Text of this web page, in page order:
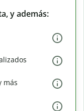
y además:
más